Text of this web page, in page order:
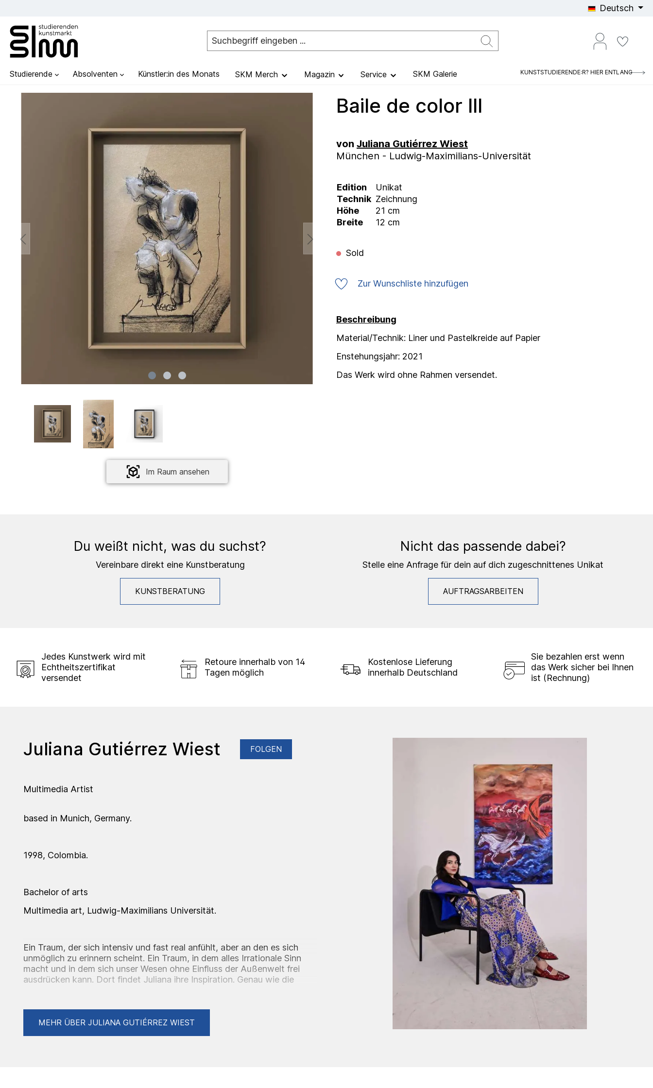
Deutsch
Studierende Absolventen Künstler:in des Monats SKM Merch Magazin Service SKM Galerie KUNSTSTUDIERENDE:R? HIER ENTLANG
Im Raum ansehen
Baile de color lll
von Juliana Gutiérrez Wiest
München - Ludwig-Maximilians-Universität
Edition
Unikat
Technik Zeichnung
Höhe
21 cm
Breite
12 cm
Sold
Zur Wunschliste hinzufügen
Beschreibung
Material/Technik: Liner und Pastelkreide auf Papier
Enstehungsjahr: 2021
Das Werk wird ohne Rahmen versendet.
Du weißt nicht, was du suchst?
Vereinbare direkt eine Kunstberatung
KUNSTBERATUNG
Nicht das passende dabei?
Stelle eine Anfrage für dein auf dich zugeschnittenes Unikat
AUFTRAGSARBEITEN
Jedes Kunstwerk wird mit
Echtheitszertifikat
versendet
Retoure innerhalb von 14
Tagen möglich
Kostenlose Lieferung
innerhalb Deutschland
Sie bezahlen erst wenn
das Werk sicher bei Ihnen
ist (Rechnung)
Juliana Gutiérrez Wiest FOLGEN
Multimedia Artist
based in Munich, Germany.
1998, Colombia.
Bachelor of arts
Multimedia art, Ludwig-Maximilians Universität.
Ein Traum, der sich intensiv und fast real anfühlt, aber an den es sich
unmöglich zu erinnern scheint. Ein Traum, in dem alles Irrationale Sinn
macht und in dem sich unser Wesen ohne Einfluss der Außenwelt frei
ausdrücken kann. Dort findet Juliana ihre Inspiration. Genau wie die
kombiniert abstrakte Elemente , die die verschwommenen Erinnerungen
an ihre kolumbianische Heimat verkörpern, mit präzise gemalten
MEHR ÜBER JULIANA GUTIÉRREZ WIEST